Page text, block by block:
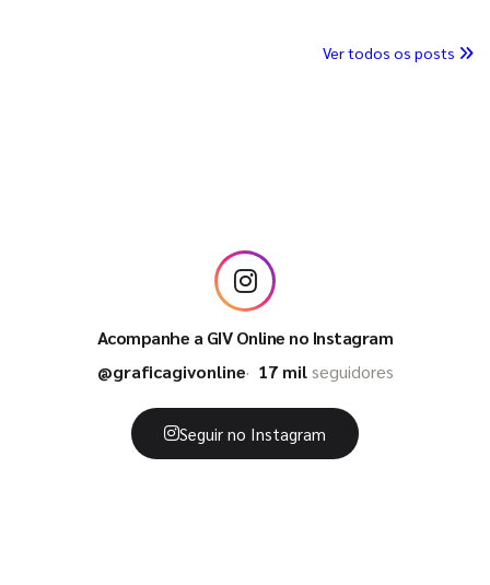
Ver todos os posts
Acompanhe a GIV Online no Instagram
@graficagivonline
17 milseguidores
Seguir no Instagram